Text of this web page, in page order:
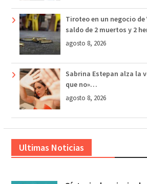
Tiroteo en un negocio
saldo de 2 muertos y 2
agosto 8, 2026
Sabrina Estepan alza la
que no»…
agosto 8, 2026
Ultimas Noticias